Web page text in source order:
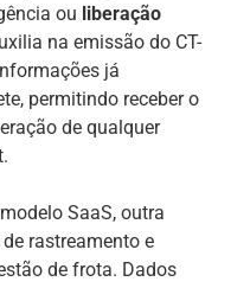
ou liberação
na emissão do CT-
já
permitindo receber o
de qualquer
SaaS, outra
rastreamento e
de frota. Dados